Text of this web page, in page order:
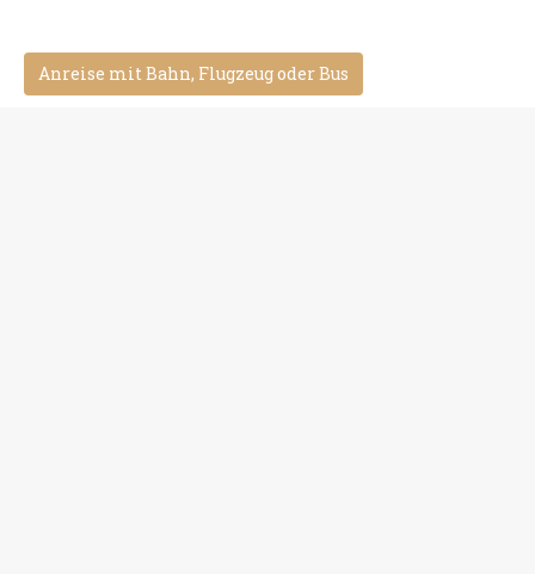
Anreise mit Bahn, Flugzeug oder Bus